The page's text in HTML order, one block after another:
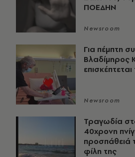
ΠΟΕΔΗΝ
Newsroom
Για πέμπτη
Βλαδίμηρος
Newsroom
Τραγωδία
40χρονη
προσπάθειά
φίλη της